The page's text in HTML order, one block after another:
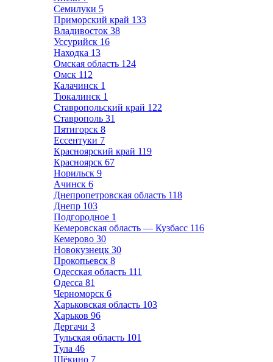
Семилуки 5
Приморский край 133
Владивосток 38
Уссурийск 16
Находка 13
Омская область 124
Омск 112
Калачинск 1
Тюкалинск 1
Ставропольский край 122
Ставрополь 31
Пятигорск 8
Ессентуки 7
Красноярский край 119
Красноярск 67
Норильск 9
Ачинск 6
Днепропетровская область 118
Днепр 103
Подгородное 1
Кемеровская область — Кузбасс 116
Кемерово 30
Новокузнецк 30
Прокопьевск 8
Одесская область 111
Одесса 81
Черноморск 6
Харьковская область 103
Харьков 96
Дергачи 3
Тульская область 101
Тула 46
Щёкино 7